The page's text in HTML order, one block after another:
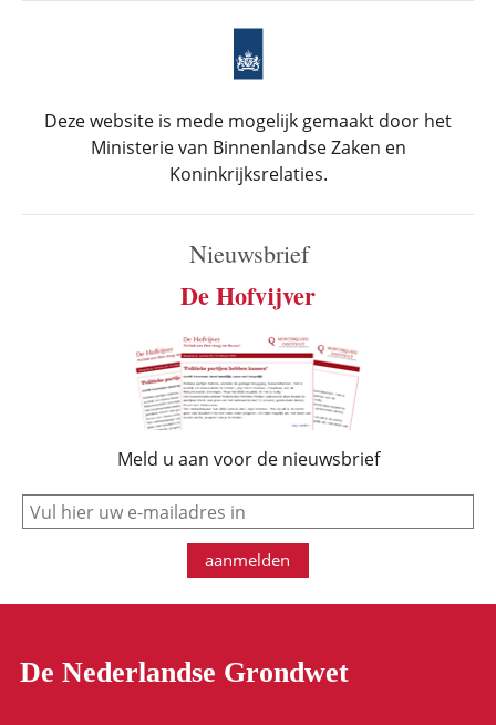
Deze website is mede mogelijk gemaakt door het
Ministerie van Binnenlandse Zaken en
Koninkrijksrelaties.
Nieuwsbrief
De Hofvijver
Meld u aan voor de nieuwsbrief
e-mail
aanmelden
De Nederlandse Grondwet